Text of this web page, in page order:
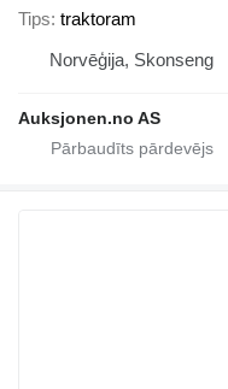
Tips traktoram
Norvēģija, Skonseng
Auksjonen.no AS